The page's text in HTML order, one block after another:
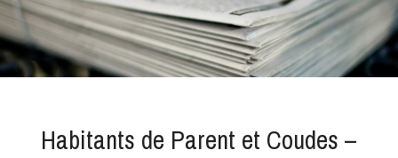
Habitants de Parent et Coudes –